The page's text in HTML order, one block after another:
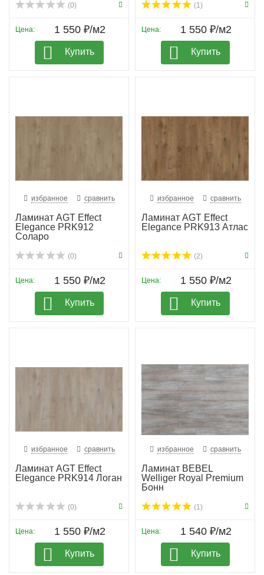
(0)
Цена: 1 550 ₽/м2
Купить
(1)
Цена: 1 550 ₽/м2
Купить
избранное сравнить
Ламинат AGT Effect
Elegance PRK912
Соларо
(0)
Цена: 1 550 ₽/м2
Купить
избранное сравнить
Ламинат AGT Effect
Elegance PRK913 Атлас
(2)
Цена: 1 550 ₽/м2
Купить
избранное сравнить
Ламинат AGT Effect
Elegance PRK914 Логан
(0)
Цена: 1 550 ₽/м2
Купить
избранное сравнить
Ламинат BEBEL
Welliger Royal Premium
Бонн
(1)
Цена: 1 540 ₽/м2
Купить